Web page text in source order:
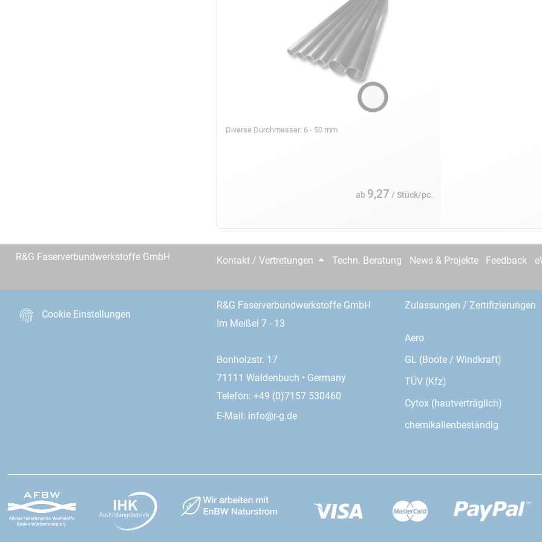
Diverse Durchmesser: 6 - 50 mm
ab 9,27 / Stück/pc.
R&G Faserverbundwerkstoffe GmbH Kontakt / Vertretungen Techn. Beratung News & Projekte Feedback
Cookie Einstellungen
R&G Faserverbundwerkstoffe GmbH
Im Meißel 7 - 13
Bonholzstr. 17
71111 Waldenbuch • Germany
Telefon: +49 (0)7157 530460
E-Mail: info@r-g.de
Zulassungen / Zertifizierungen
Aero
GL (Boote / Windkraft)
TÜV (Kfz)
Cytox (hautverträglich)
chemikalienbeständig